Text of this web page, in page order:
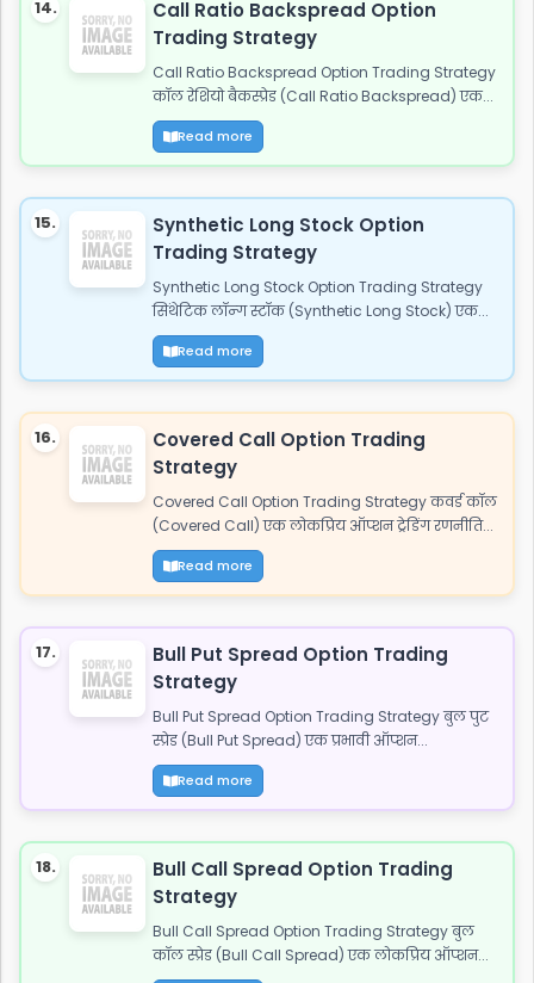
14.
Call Ratio Backspread Option
Trading Strategy
Call Ratio Backspread Option Trading Strategy
कॉल रेशियो बैकस्प्रेड (Call Ratio Backspread) एक...
Read more
15.
Synthetic Long Stock Option
Trading Strategy
Synthetic Long Stock Option Trading Strategy
सिंथेटिक लॉन्ग स्टॉक (Synthetic Long Stock) एक...
Read more
16.
Covered Call Option Trading
Strategy
Covered Call Option Trading Strategy कवर्ड कॉल
(Covered Call) एक लोकप्रिय ऑप्शन ट्रेडिंग रणनीति...
Read more
17.
Bull Put Spread Option Trading
Strategy
Bull Put Spread Option Trading Strategy बुल पुट
स्प्रेड (Bull Put Spread) एक प्रभावी ऑप्शन...
Read more
18.
Bull Call Spread Option Trading
Strategy
Bull Call Spread Option Trading Strategy बुल
कॉल स्प्रेड (Bull Call Spread) एक लोकप्रिय ऑप्शन...